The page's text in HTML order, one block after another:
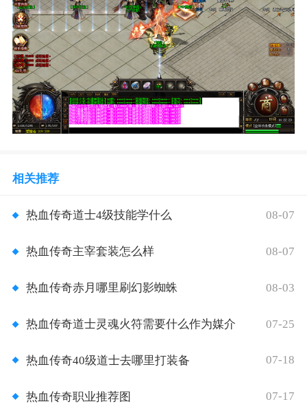
相关推荐
热血传奇道士4级技能学什么 08-07
热血传奇主宰套装怎么样 08-07
热血传奇赤月哪里刷幻影蜘蛛 08-03
热血传奇道士灵魂火符需要什么作为媒介 07-25
热血传奇40级道士去哪里打装备 07-18
热血传奇职业推荐图 07-17